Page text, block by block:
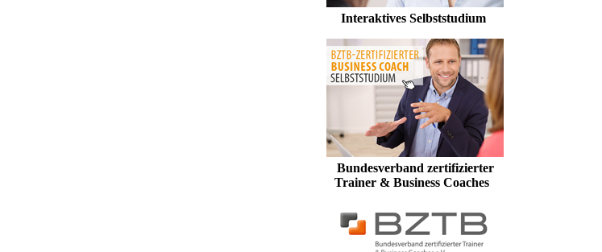
Interaktives Selbststudium
Bundesverband zertifizierter
Trainer & Business Coaches